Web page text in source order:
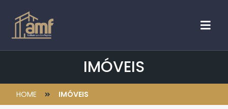
IMÓVEIS
HOME IMÓVEIS